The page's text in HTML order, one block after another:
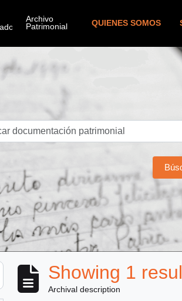
QUIENES SOMOS
Showing 1
Archival description